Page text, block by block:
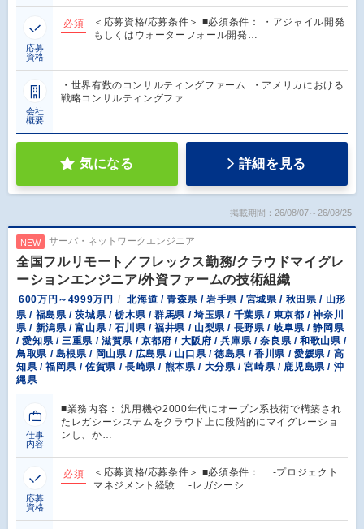
応募
資格
必須
＜応募資格/応募条件＞ ■必須条件： ・アジャイル開発
もしくはウォーターフォール開発…
会社
概要
・世界有数のコンサルティングファーム ・アメリカにおける
戦略コンサルティングファ…
気になる 詳細を見る
掲載期間：26/08/07～26/08/25
NEW サーバ・ネットワークエンジニア
全国フルリモート／フレックス勤務/クラウドマイグレ
ーションエンジニア/外資ファームの技術組織
600万円～4999万円
北海道 / 青森県 / 岩手県 / 宮城県 / 秋田県 / 山形
県 / 福島県 / 茨城県 / 栃木県 / 群馬県 / 埼玉県 / 千葉県 / 東京都 / 神奈川
県 / 新潟県 / 富山県 / 石川県 / 福井県 / 山梨県 / 長野県 / 岐阜県 / 静岡県
/ 愛知県 / 三重県 / 滋賀県 / 京都府 / 大阪府 / 兵庫県 / 奈良県 / 和歌山県 /
鳥取県 / 島根県 / 岡山県 / 広島県 / 山口県 / 徳島県 / 香川県 / 愛媛県 / 高
知県 / 福岡県 / 佐賀県 / 長崎県 / 熊本県 / 大分県 / 宮崎県 / 鹿児島県 / 沖
縄県
仕事
内容
■業務内容： 汎用機や2000年代にオープン系技術で構築され
たレガシーシステムをクラウド上に段階的にマイグレーショ
ンし、か…
応募
資格
必須
＜応募資格/応募条件＞ ■必須条件： -プロジェクト
マネジメント経験 -レガシーシ…